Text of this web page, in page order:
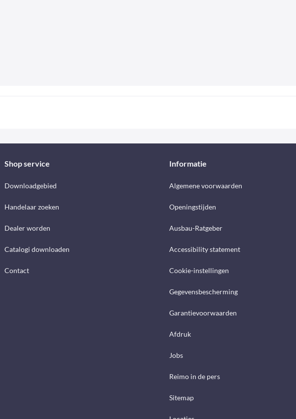
Shop service
Downloadgebied
Handelaar zoeken
Dealer worden
Catalogi downloaden
Contact
Informatie
Algemene voorwaarden
Openingstijden
Ausbau-Ratgeber
Accessibility statement
Cookie-instellingen
Gegevensbescherming
Garantievoorwaarden
Afdruk
Jobs
Reimo in de pers
Sitemap